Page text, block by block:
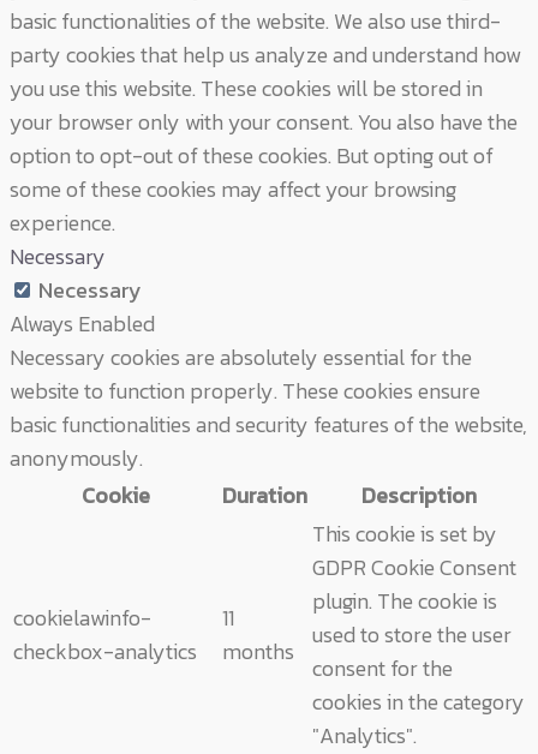
basic functionalities of the website. We also use third-
party cookies that help us analyze and understand how
you use this website. These cookies will be stored in
your browser only with your consent. You also have the
option to opt-out of these cookies. But opting out of
some of these cookies may affect your browsing
experience.
Necessary
Necessary
Always Enabled
Necessary cookies are absolutely essential for the
website to function properly. These cookies ensure
basic functionalities and security features of the website,
anonymously.
Cookie
Duration Description
cookielawinfo-
checkbox-analytics
11
months
This cookie is set by
GDPR Cookie Consent
plugin. The cookie is
used to store the user
consent for the
cookies in the category
"Analytics".